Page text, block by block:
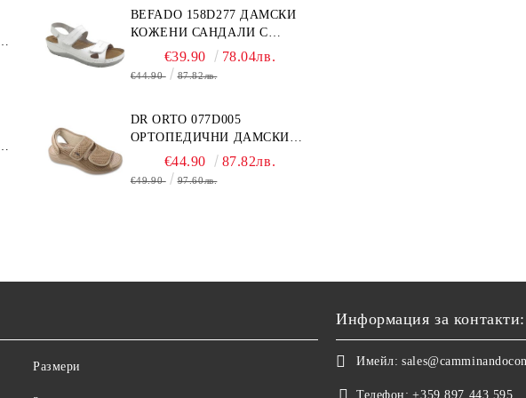
BEFADO 158D277 ДАМСКИ
КОЖЕНИ САНДАЛИ С
ВЕЛКРО, БЕЛИ
€39.90 78.04лв.
€44.90 87.82лв.
DR ORTO 077D005
ОРТОПЕДИЧНИ ДАМСКИ
САНДАЛИ ЗА ОТЕКЪЛ
КРАК, БЕЖОВИ
€44.90 87.82лв.
€49.90 97.60лв.
Размери
Информация за контакти:
Имейл:
Телефон: +359 897 443 595